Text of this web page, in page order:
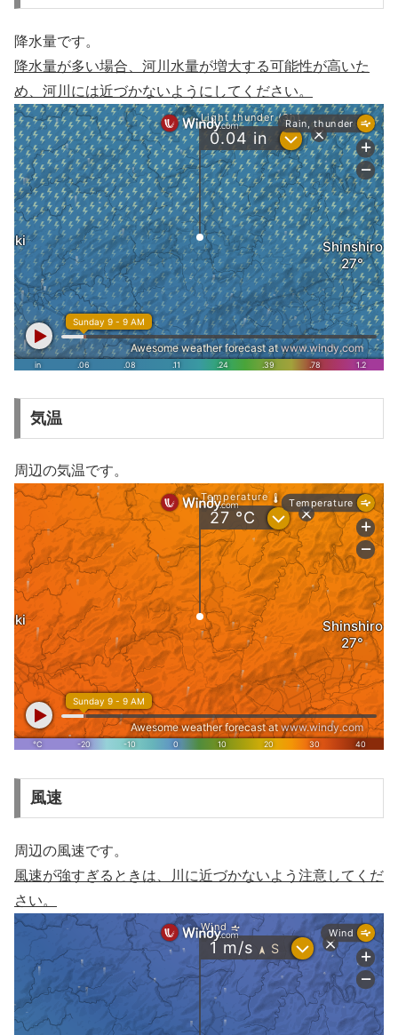
降水量です。
降水量が多い場合、河川水量が増大する可能性が高いた
め、河川には近づかないようにしてください。
気温
周辺の気温です。
風速
周辺の風速です。
風速が強すぎるときは、川に近づかないよう注意してくだ
さい。